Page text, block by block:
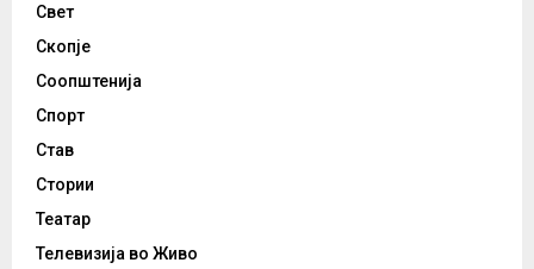
Свет
Скопје
Соопштенија
Спорт
Став
Стории
Театар
Телевизија во Живо